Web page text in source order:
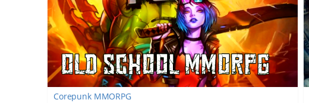
Corepunk MMORPG